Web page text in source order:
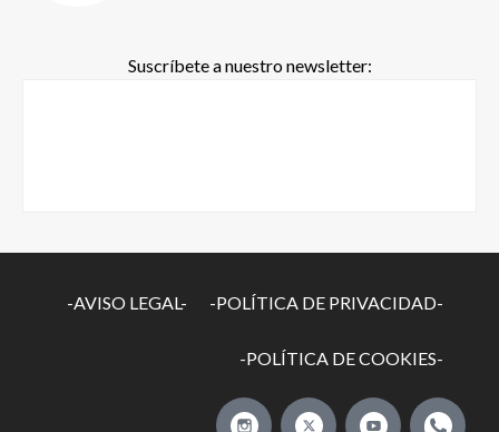
Suscríbete a nuestro newsletter:
-AVISO LEGAL- -POLÍTICA DE PRIVACIDAD-
-POLÍTICA DE COOKIES-